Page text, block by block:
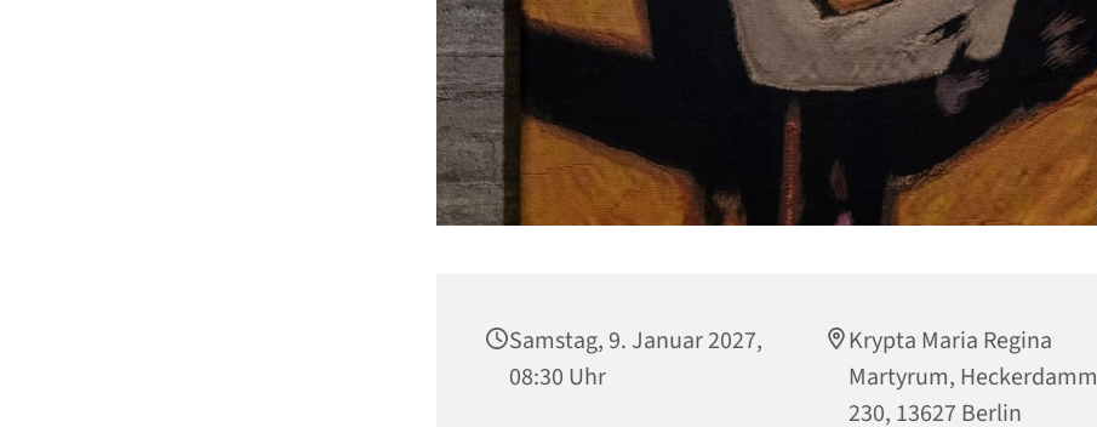
Samstag, 9. Januar 2027,
08:30 Uhr
Krypta Maria Regina
Martyrum, Heckerdamm
230, 13627 Berlin